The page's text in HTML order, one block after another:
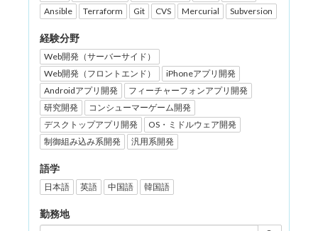
Ansible
Terraform Git CVS Mercurial Subversion
経験分野
Web開発（サーバーサイド）
Web開発（フロントエンド）
iPhoneアプリ開発
Androidアプリ開発
フィーチャーフォンアプリ開発
研究開発
コンシューマーゲーム開発
デスクトップアプリ開発
OS・ミドルウェア開発
制御組み込み系開発
汎用系開発
語学
日本語 英語 中国語 韓国語
勤務地